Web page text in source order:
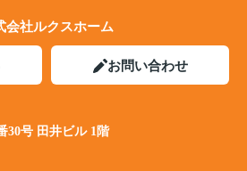
会社ルクスホーム
お問い合わせ
30号 田井ビル 1階